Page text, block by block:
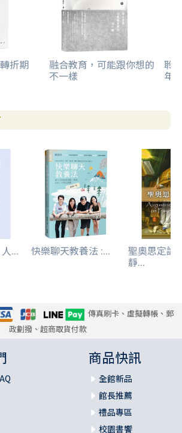
，還有耳朵，才能把大象趕出屋內。
怕，卻是唯一的路；說出來，才能驅走
書嘗試從各種案例、理論切入，談創傷的
加害人需認識自己的行為、尋求原諒，還
化改變的進程中，個人可以做些什麼、如
，需要長時間、眾人一起努力，需要你
不要讓傷害的事件就這樣子算了。本書是
以及提醒個人與群體對MeToo的社會責
，期盼參與在社會風氣正向的改變之中。
折期 融合教育，可能跟你想的
不一樣
聆
年
... 快樂聊天教養法 :... 聖奧思定論
靜...
傳真刷卡、虛擬轉帳、郵
政劃撥、超商取貨付款
商品快訊
全館新品
館長推薦
禮品專區
校園書饗